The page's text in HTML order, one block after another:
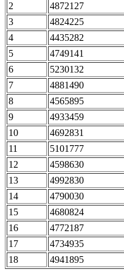
2 4872127
3 4824225
4 4435282
5 4749141
6 5230132
7 4881490
8 4565895
9 4933459
10 4692831
11 5101777
12 4598630
13 4992830
14 4790030
15 4680824
16 4772187
17 4734935
18 4941895